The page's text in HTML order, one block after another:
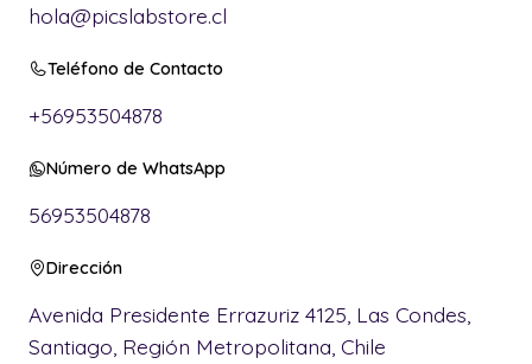
hola@picslabstore.cl
Teléfono de Contacto
+56953504878
Número de WhatsApp
56953504878
Dirección
Avenida Presidente Errazuriz 4125, Las Condes,
Santiago, Región Metropolitana, Chile